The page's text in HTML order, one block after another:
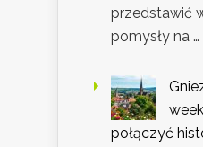
przedstawić
pomysły na …
połączyć